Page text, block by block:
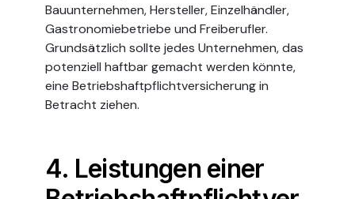
Bauunternehmen, Hersteller, Einzelhändler,
Gastronomiebetriebe und Freiberufler.
Grundsätzlich sollte jedes Unternehmen, das
potenziell haftbar gemacht werden könnte,
eine Betriebshaftpflichtversicherung in
Betracht ziehen.
4. Leistungen einer